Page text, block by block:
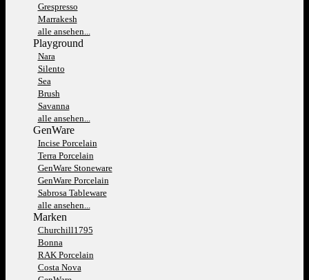
Grespresso
Marrakesh
alle ansehen...
Playground
Nara
Silento
Sea
Brush
Savanna
alle ansehen...
GenWare
Incise Porcelain
Terra Porcelain
GenWare Stoneware
GenWare Porcelain
Sabrosa Tableware
alle ansehen...
Marken
Churchill1795
Bonna
RAK Porcelain
Costa Nova